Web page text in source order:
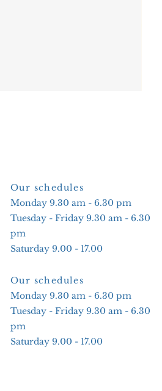
Our schedules
Monday 9.30 am - 6.30 pm
Tuesday - Friday 9.30 am - 6.30
pm
Saturday 9.00 - 17.00
Our schedules
Monday 9.30 am - 6.30 pm
Tuesday - Friday 9.30 am - 6.30
pm
Saturday 9.00 - 17.00